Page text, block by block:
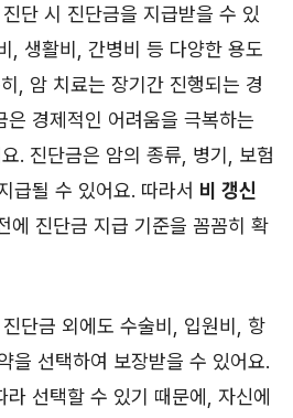
단 시 진단금을 지급받을 수 있
, 생활비, 간병비 등 다양한 용도
, 암 치료는 장기간 진행되는 경
경제적인 어려움을 극복하는
. 진단금은 암의 종류, 병기, 보험
급될 수 있어요. 따라서 비 갱신
에 진단금 지급 기준을 꼼꼼히 확
단금 외에도 수술비, 입원비, 항
을 선택하여 보장받을 수 있어요.
라 선택할 수 있기 때문에, 자신에